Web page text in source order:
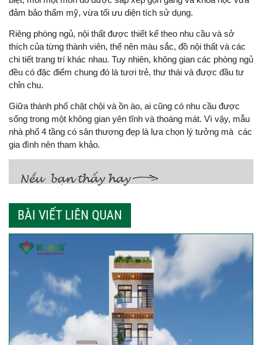
đảm bảo thẩm mỹ, vừa tối ưu diện tích sử dụng.
Riêng phòng ngủ, nội thất được thiết kế theo nhu cầu và sở
thích của từng thành viên, thế nên màu sắc, đồ nội thất và các
chi tiết trang trí khác nhau. Tuy nhiên, không gian các phòng ngủ
đều có đặc điểm chung đó là tươi trẻ, thư thái và được đầu tư
chỉn chu.
Giữa thành phố chật chội và ồn ào, ai cũng có nhu cầu được
sống trong một không gian yên tĩnh và thoáng mát. Vì vậy, mẫu
nhà phố 4 tầng có sân thượng đẹp là lựa chọn lý tưởng mà các
gia đình nên tham khảo.
BÀI VIẾT LIÊN QUAN